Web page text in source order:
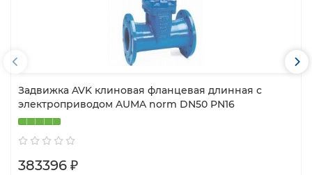
Задвижка AVK клиновая фланцевая длинная с
электроприводом AUMA norm DN50 PN16
383396 ₽